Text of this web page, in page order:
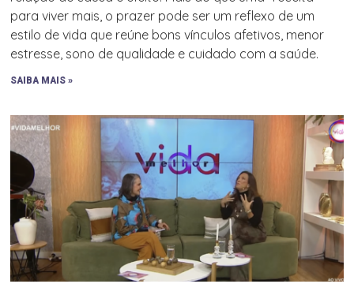
para viver mais, o prazer pode ser um reflexo de um
estilo de vida que reúne bons vínculos afetivos, menor
estresse, sono de qualidade e cuidado com a saúde.
SAIBA MAIS »